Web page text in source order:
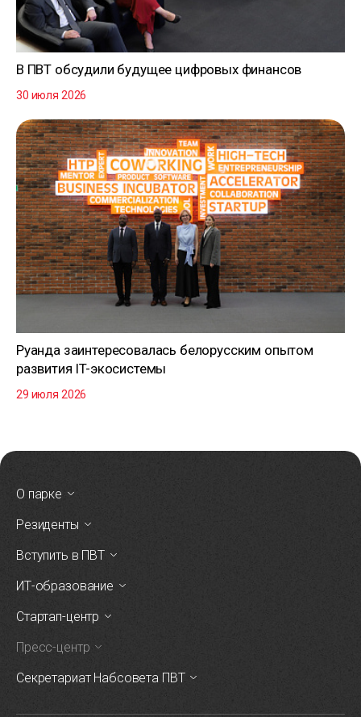
В ПВТ обсудили будущее цифровых финансов
30 июля 2026
Руанда заинтересовалась белорусским опытом
развития IT-экосистемы
29 июля 2026
О парке
Резиденты
Вступить в ПВТ
ИТ-образование
Стартап-центр
Пресс-центр
Секретариат Набсовета ПВТ